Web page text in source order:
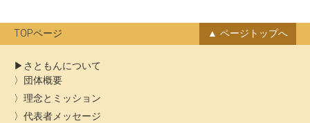
ブ
TOPページ ページトップへ
さともんについて
団体概要
理念とミッション
代表者メッセージ